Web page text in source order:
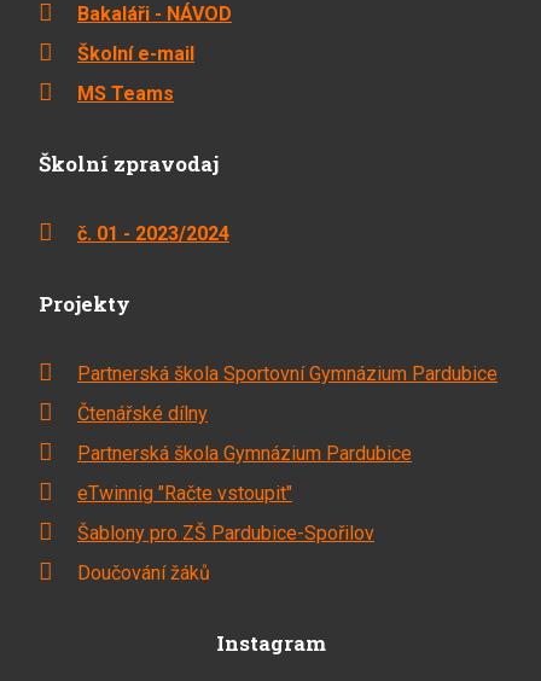
Bakaláři - NÁVOD
Školní e-mail
MS Teams
Školní zpravodaj
č. 01 - 2023/2024
Projekty
Partnerská škola Sportovní Gymnázium Pardubice
Čtenářské dílny
Partnerská škola Gymnázium Pardubice
eTwinnig "Račte vstoupit"
Šablony pro ZŠ Pardubice-Spořilov
Doučování žáků
Instagram